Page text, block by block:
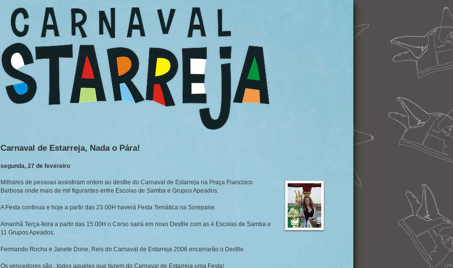
Carnaval de Estarreja, Nada o Pára!
segunda, 27 de fevereiro
Milhares de pessoas assistiram ontem ao desfile do Carnaval de Estarreja na Praça Francisco
Barbosa onde mais de mil figurantes entre Escolas de Samba e Grupos Apeados.
A Festa continua e hoje a partir das 23.00H haverá Festa Temática na Sorepane.
Amanhã Terça-feira a partir das 15.00H o Corso sairá em novo Desfile com as 4 Escolas de Samba e
11 Grupos Apeados.
Fermando Rocha e Janete Done, Reis do Carnaval de Estarreja 2006 encerrarão o Desfile.
Os vencedores são...todos aqueles que fazem do Carnaval de Estarreja uma Festa!